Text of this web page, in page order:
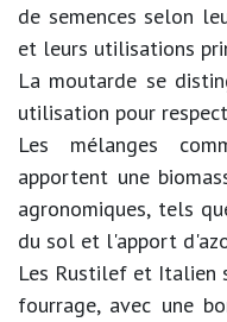
de semences selon
et leurs utilisations
La moutarde se
utilisation pour
Les mélanges
apportent une
agronomiques, tels
du sol et l'apport
Les Rustilef et Italien
fourrage, avec une